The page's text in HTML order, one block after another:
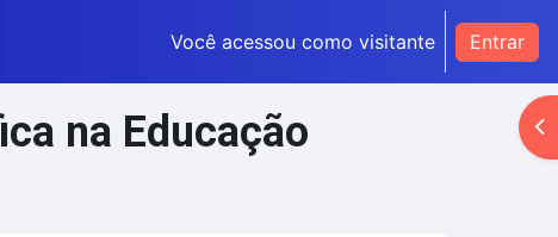
Você acessou como visitante Entrar
na Educação